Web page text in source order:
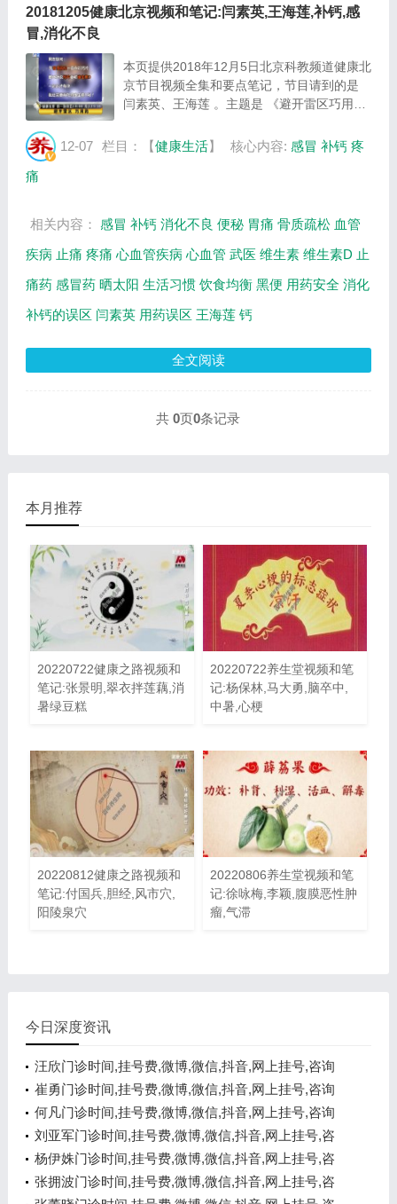
20181205健康北京视频和笔记:闫素英,王海莲,补钙,感
冒,消化不良
本页提供2018年12月5日北京科教频道健康北
京节目视频全集和要点笔记，节目请到的是
闫素英、王海莲 。主题是 《避开雷区巧用
等相关内容，百年养生网提供视频全集的在线
12-07 栏目：【健康生活】 核心内容: 感冒 补钙 疼
痛
相关内容： 感冒 补钙 消化不良 便秘 胃痛 骨质疏松 血管
疾病 止痛 疼痛 心血管疾病 心血管 武医 维生素 维生素D 止
痛药 感冒药 晒太阳 生活习惯 饮食均衡 黑便 用药安全 消化
补钙的误区 闫素英 用药误区 王海莲 钙
全文阅读
共0页0条记录
本月推荐
20220722健康之路视频和
笔记:张景明,翠衣拌莲藕,消
暑绿豆糕
20220722养生堂视频和笔
记:杨保林,马大勇,脑卒中,
中暑,心梗
20220812健康之路视频和
笔记:付国兵,胆经,风市穴,
阳陵泉穴
20220806养生堂视频和笔
记:徐咏梅,李颖,腹膜恶性肿
瘤,气滞
今日深度资讯
汪欣门诊时间,挂号费,微博,微信,抖音,网上挂号,咨询
电话,在线咨询
崔勇门诊时间,挂号费,微博,微信,抖音,网上挂号,咨询
电话,在线咨询
何凡门诊时间,挂号费,微博,微信,抖音,网上挂号,咨询
电话,在线咨询
刘亚军门诊时间,挂号费,微博,微信,抖音,网上挂号,咨
询电话,在线咨询
杨伊姝门诊时间,挂号费,微博,微信,抖音,网上挂号,咨
询电话,在线咨询
张拥波门诊时间,挂号费,微博,微信,抖音,网上挂号,咨